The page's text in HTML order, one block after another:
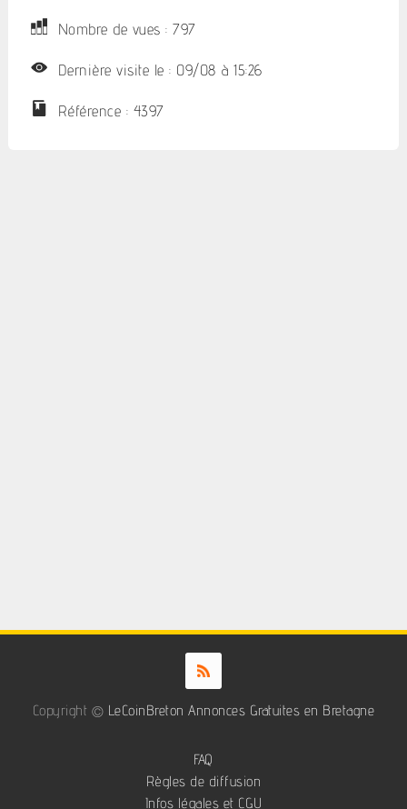
Nombre de vues : 797
Dernière visite le : 09/08 à 15:26
Référence : 4397
Copyright © LeCoinBreton Annonces Gratuites en Bretagne
FAQ
Règles de diffusion
Infos légales et CGU